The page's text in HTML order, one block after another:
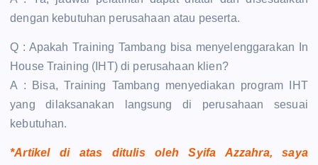
dengan kebutuhan perusahaan atau peserta.
Q : Apakah Training Tambang bisa menyelenggarakan In
House Training (IHT) di perusahaan klien?
A : Bisa, Training Tambang menyediakan program IHT
yang dilaksanakan langsung di perusahaan sesuai
kebutuhan.
*Artikel di atas ditulis oleh Syifa Azzahra, saya